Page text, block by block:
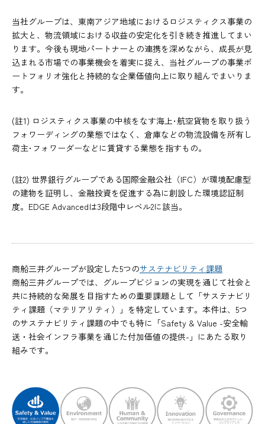
当社グループは、東南アジア地域におけるロジスティクス事業の
拡大と、物流領域における収益の安定化を引き続き推進してまい
ります。今後も現地パートナーとの連携を深めながら、成長が見
込まれる市場での事業機会を着実に捉え、当社グループの事業ポ
ートフォリオ強化と持続的な企業価値向上に取り組んでまいりま
す。
(註1) ロジスティクス事業の中核をなす海上･航空貨物を取り扱う
フォワーディングの業態ではなく、倉庫などの物流設備を所有し
荷主･フォワーダーなどに賃貸する業態を指すもの。
(註2) 世界銀行グループである国際金融公社（IFC）が環境配慮型
の建物を証明し、金融投資を促進する為に創設した環境認証制
度。EDGE Advancedは3段階中レベル2に該当。
商船三井グループが設定した5つのサステナビリティ課題
商船三井グループでは、グループビジョンの実現を通じて社会と
共に持続的な発展を目指すための重要課題として「サステナビリ
ティ課題（マテリアリティ）」を特定しています。本件は、5つ
のサステナビリティ課題の中でも特に「Safety & Value -安全輸
送・社会インフラ事業を通じた付加価値の提供-」にあたる取り
組みです。